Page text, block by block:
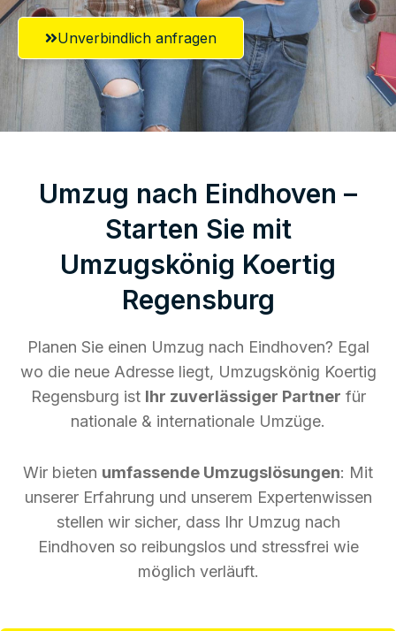
Unverbindlich anfragen
Umzug nach Eindhoven –
Starten Sie mit
Umzugskönig Koertig
Regensburg
Planen Sie einen Umzug nach Eindhoven? Egal
wo die neue Adresse liegt, Umzugskönig Koertig
Regensburg ist Ihr zuverlässiger Partner für
nationale & internationale Umzüge.
Wir bieten umfassende Umzugslösungen: Mit
unserer Erfahrung und unserem Expertenwissen
stellen wir sicher, dass Ihr Umzug nach
Eindhoven so reibungslos und stressfrei wie
möglich verläuft.